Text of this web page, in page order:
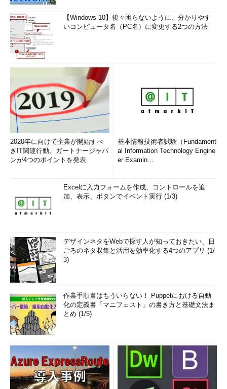
【Windows 10】後々困らないように、分かりやす
いコンピュータ名（PC名）に変更する2つの方法
2020年に向けて企業が開始すべ
きIT関連行動、ガートナージャパ
ンが4つのポイントを発表
基本情報技術者試験（Fundament
al Information Technology Engine
er Examin...
Excelに入力フォームを作成、コントロールを追
加、表示、ボタンでイベント実行 (1/3)
デザインネタをWebで探す人が知っておきたい、日
ごろのネタ収集と活用を効率化する4つのアプリ (1/
3)
作業手順書はもういらない！ Puppetにおける自動
化の定義書「マニフェスト」の書き方と基礎文法ま
とめ (1/5)